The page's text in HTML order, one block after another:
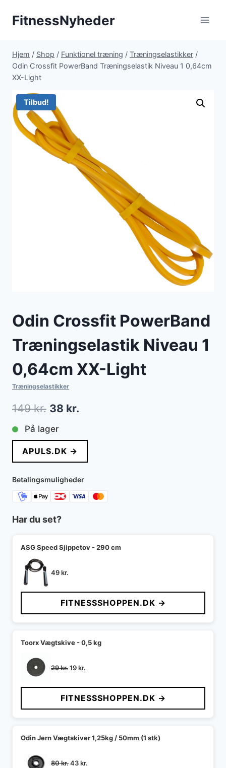
FitnessNyheder
Hjem / Shop / Funktionel træning / Træningselastikker /
Odin Crossfit PowerBand Træningselastik Niveau 1 0,64cm
XX-Light
Tilbud!
Odin Crossfit PowerBand
Træningselastik Niveau 1
0,64cm XX-Light
Træningselastikker
149kr. Den
oprindelige
pris
var:
149 kr..
38 kr.
pris
er:
38 kr..
På lager
APULS.DK →
Betalingsmuligheder
Har du set?
ASG Speed Sjippetov - 290 cm
49kr.
FITNESSSHOPPEN.DK →
Toorx Vægtskive - 0,5 kg
29kr.Den
pris
var:
29 kr..
19kr.
pris
er:
19 kr..
FITNESSSHOPPEN.DK →
Odin Jern Vægtskiver 1,25kg / 50mm (1 stk)
80kr.Den
43kr.